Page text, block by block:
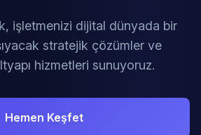
işletmenizi dijital dünyada bir
stratejik çözümler ve
hizmetleri sunuyoruz.
Hemen Keşfet